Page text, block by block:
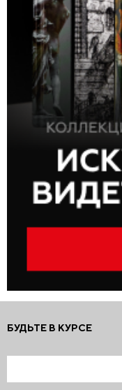
БУДЬТЕ В КУРСЕ